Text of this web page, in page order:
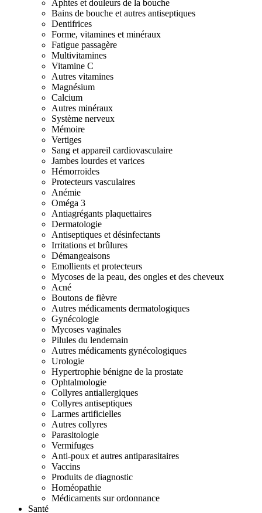
Aphtes et douleurs de la bouche
Bains de bouche et autres antiseptiques
Dentifrices
Forme, vitamines et minéraux
Fatigue passagère
Multivitamines
Vitamine C
Autres vitamines
Magnésium
Calcium
Autres minéraux
Système nerveux
Mémoire
Vertiges
Sang et appareil cardiovasculaire
Jambes lourdes et varices
Hémorroïdes
Protecteurs vasculaires
Anémie
Oméga 3
Antiagrégants plaquettaires
Dermatologie
Antiseptiques et désinfectants
Irritations et brûlures
Démangeaisons
Emollients et protecteurs
Mycoses de la peau, des ongles et des cheveux
Acné
Boutons de fièvre
Autres médicaments dermatologiques
Gynécologie
Mycoses vaginales
Pilules du lendemain
Autres médicaments gynécologiques
Urologie
Hypertrophie bénigne de la prostate
Ophtalmologie
Collyres antiallergiques
Collyres antiseptiques
Larmes artificielles
Autres collyres
Parasitologie
Vermifuges
Anti-poux et autres antiparasitaires
Vaccins
Produits de diagnostic
Homéopathie
Médicaments sur ordonnance
Santé